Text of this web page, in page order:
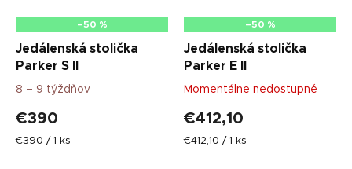
–50 %
Jedálenská stolička
Parker S II
8 – 9 týždňov
€390
Jednotková
€390 / 1 ks
–50 %
Jedálenská stolička
Parker E II
Momentálne nedostupné
€412,10
Jednotková
€412,10 / 1 ks